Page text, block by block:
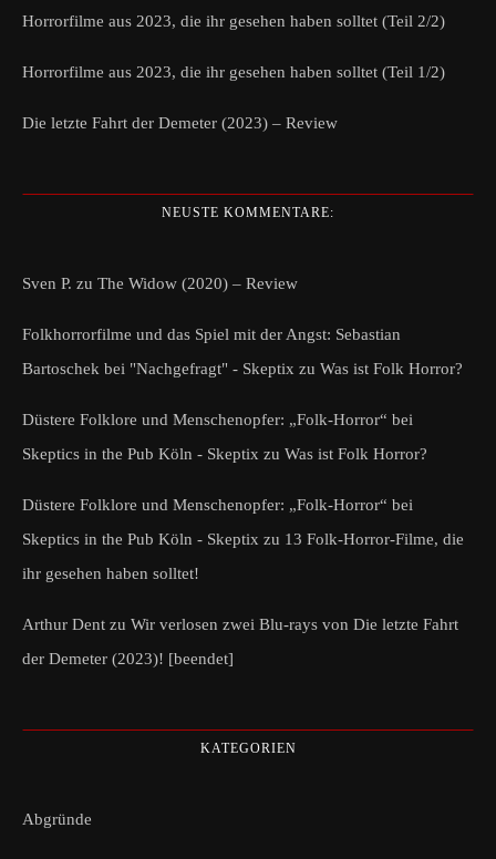
Horrorfilme aus 2023, die ihr gesehen haben solltet (Teil 2/2)
Horrorfilme aus 2023, die ihr gesehen haben solltet (Teil 1/2)
Die letzte Fahrt der Demeter (2023) – Review
NEUSTE KOMMENTARE:
Sven P. zu The Widow (2020) – Review
Folkhorrorfilme und das Spiel mit der Angst: Sebastian
Bartoschek bei "Nachgefragt" - Skeptix zu Was ist Folk Horror?
Düstere Folklore und Menschenopfer: „Folk-Horror“ bei
Skeptics in the Pub Köln - Skeptix zu Was ist Folk Horror?
Düstere Folklore und Menschenopfer: „Folk-Horror“ bei
Skeptics in the Pub Köln - Skeptix zu 13 Folk-Horror-Filme, die
ihr gesehen haben solltet!
Arthur Dent zu Wir verlosen zwei Blu-rays von Die letzte Fahrt
der Demeter (2023)! [beendet]
KATEGORIEN
Abgründe